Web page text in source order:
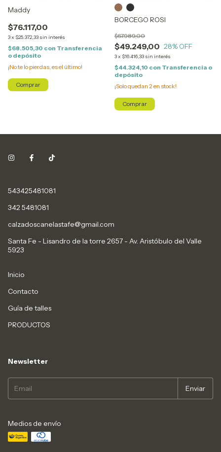
Maddy
$76.117,00
3x $25.372,33 sin interés
$68.505,30 con Transferencia
o depósito
¡No te lo pierdas, es el último!
Comprar
BORCEGO ROSI
$49.249,00
$67.989,00
28% OFF
3x $16.416,33 sin interés
$44.324,10 con Transferencia o
depósito
¡Solo quedan 2 en stock!
Comprar
543425481081
342 5481081
calzadoscanelastafe@gmail.com
Santa Fe - Lisandro de la torre 2657 - Av. Aristóbulo del Valle
5923
Inicio
Contacto
Guía de talles
PRODUCTOS
Newsletter
Medios de envío